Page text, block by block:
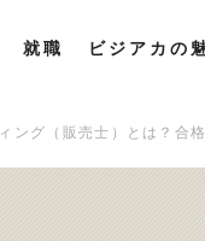
就職 ビジアカの
ング（販売士）とは？合